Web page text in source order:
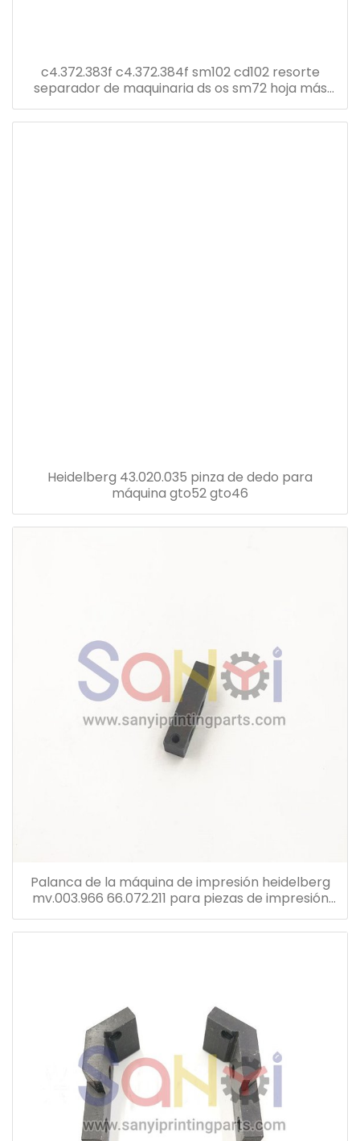
c4.372.383f c4.372.384f sm102 cd102 resorte
separador de maquinaria ds os sm72 hoja más
suave
Heidelberg 43.020.035 pinza de dedo para
máquina gto52 gto46
Palanca de la máquina de impresión heidelberg
mv.003.966 66.072.211 para piezas de impresión
offset de máquina sm102 cd102